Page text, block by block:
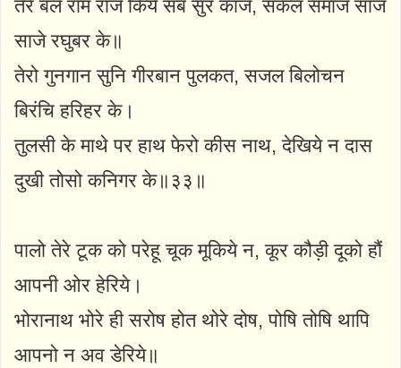
तेरे बल राम राज किये सब सुर काज, सकल समाज साज
साजे रघुबर के॥
तेरो गुनगान सुनि गीरबान पुलकत, सजल बिलोचन
बिरंचि हरिहर के।
तुलसी के माथे पर हाथ फेरो कीस नाथ, देखिये न दास
दुखी तोसो कनिगर के॥३३॥
पालो तेरे टूक को परेहू चूक मूकिये न, कूर कौड़ी दूको हौं
आपनी ओर हेरिये।
भोरानाथ भोरे ही सरोष होत थोरे दोष, पोषि तोषि थापि
आपनो न अव डेरिये॥